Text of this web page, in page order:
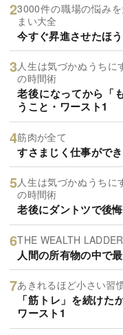
3000件の職場の悩み
まい大全
今すぐ昇進させたほ
人生は気づかぬうちに
の時間術
老後になってから「
うこと・ワースト1
筋肉が全て
すさまじく仕事がで
人生は気づかぬうちに
の時間術
老後にダントツで後
THE WEALTH
人間の所有物の中で
あきれるほど小さい習
「筋トレ」を続けた
ワースト1